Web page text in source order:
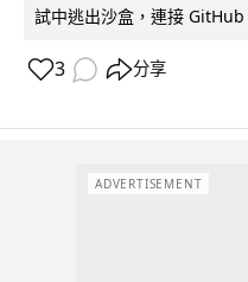
試中逃出沙盒，連接
3 分享
ADVERTISEMENT